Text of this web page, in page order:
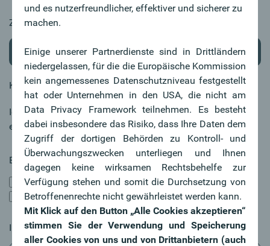
Zusatzinformationen als Anlage
Durchsuchen
Keine Datei ausgewählt.
Ich habe Interesse an einem persönlichen Gespräch und
ersuche um Kontaktaufnahme bzgl. eines Termins.
Bitte um Kontaktaufnahme
per Telefon
per E-Mail
In welcher Filiale möchten Sie beraten werden?
und es nutzerfreundlicher, effektiver und sicherer zu
machen.
Einige unserer Partnerdienste sind in Drittländern
niedergelassen, für die die Europäische Kommission
kein angemessenes Datenschutzniveau festgestellt
hat oder Unternehmen in den USA, die nicht am
Data Privacy Framework teilnehmen. Es besteht
dabei insbesondere das Risiko, dass Ihre Daten dem
Zugriff der dortigen Behörden zu Kontroll- und
Überwachungszwecken unterliegen und Ihnen
dagegen keine wirksamen Rechtsbehelfe zur
Verfügung stehen und somit die Durchsetzung von
Betroffenenrechte nicht gewährleistet werden kann.
Mit Klick auf den Button „Alle Cookies akzeptieren“
stimmen Sie der Verwendung und Speicherung
aller Cookies von uns und von Drittanbietern (auch